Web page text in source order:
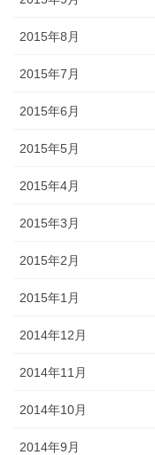
2015年8月
2015年7月
2015年6月
2015年5月
2015年4月
2015年3月
2015年2月
2015年1月
2014年12月
2014年11月
2014年10月
2014年9月